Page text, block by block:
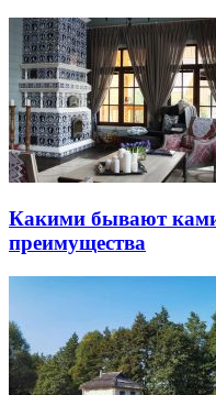
Какими бывают
преимущества